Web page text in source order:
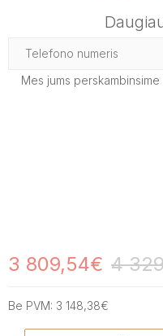
Mes jums
3 809,54€ 4
Be PVM: 3 148,38€